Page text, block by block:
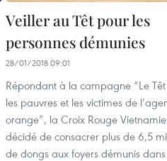
Veiller au Têt pour les
personnes démunies
28/01/2018 09:01
Répondant à la campagne “Le
les pauvres et les victimes de
orange”, la Croix Rouge
décidé de consacrer plus de 6,5
de dongs aux foyers démunis